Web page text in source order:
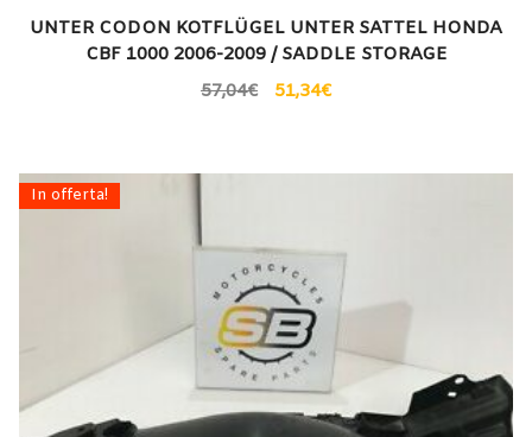
UNTER CODON KOTFLÜGEL UNTER SATTEL HONDA
CBF 1000 2006-2009 / SADDLE STORAGE
57,04€ 51,34€
In offerta!